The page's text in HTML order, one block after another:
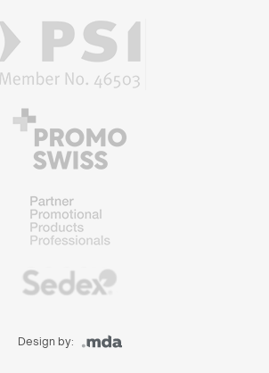
Design by: